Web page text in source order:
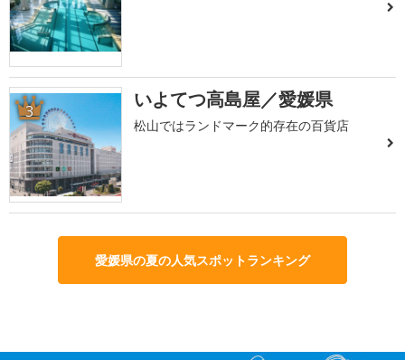
3 いよてつ高島屋／愛媛県
松山ではランドマーク的存在の百貨店
愛媛県の夏の人気スポットランキング